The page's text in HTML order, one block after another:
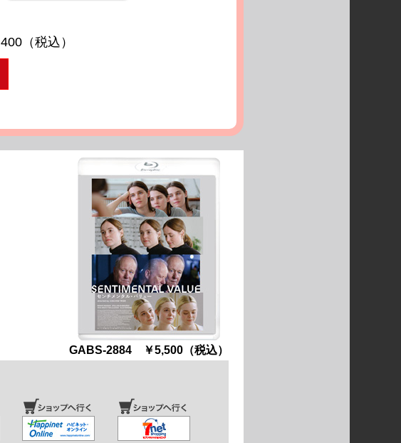
（税込）
GABS-2884 ￥5,500（税込）